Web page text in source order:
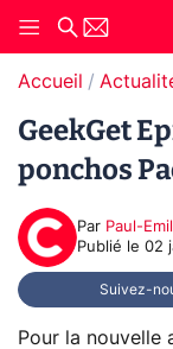
Accueil
GeekGet
ponchos
Par Paul-
Publié le 02
Suivez-
Pour la nouvelle